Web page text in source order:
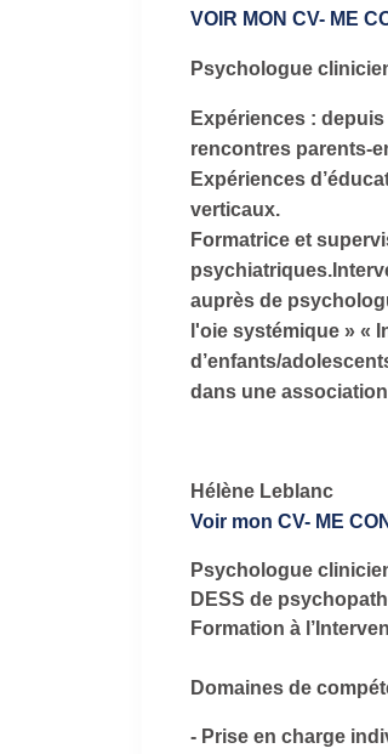
VOIR MON CV- ME
Psychologue
Expériences :
rencontres parents-
Expériences
verticaux.
Formatrice et
auprès de
l'oie systémique » «
d’enfants/
dans une
Hélène Leblanc
Voir mon CV- ME
Psychologue
DESS de
Formation à
Domaines de
- Prise en charge